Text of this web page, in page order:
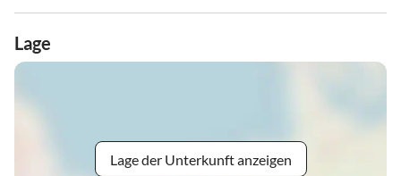
Lage
Lage der Unterkunft anzeigen